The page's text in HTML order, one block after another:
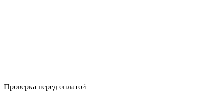
Проверка перед оплатой